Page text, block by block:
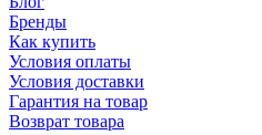
Бренды
Как купить
Условия оплаты
Условия доставки
Гарантия на товар
Возврат товара